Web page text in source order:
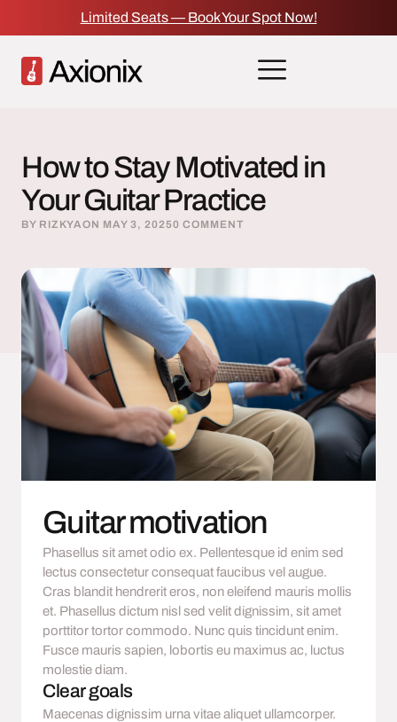
Limited Seats — Book Your Spot Now!
How to Stay Motivated in
Your Guitar Practice
BY RIZKYAON MAY 3, 20250 COMMENT
Guitar motivation
Phasellus sit amet odio ex. Pellentesque id enim sed
lectus consectetur consequat faucibus vel augue.
Cras blandit hendrerit eros, non eleifend mauris mollis
et. Phasellus dictum nisl sed velit dignissim, sit amet
porttitor tortor commodo. Nunc quis tincidunt enim.
Fusce mauris sapien, lobortis eu maximus ac, luctus
molestie diam.
Clear goals
Maecenas dignissim urna vitae aliquet ullamcorper.